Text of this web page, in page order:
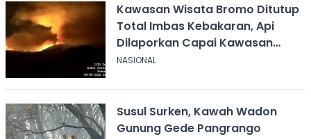
Kawasan Wisata Bromo Ditutup
Total Imbas Kebakaran, Api
Dilaporkan Capai Kawasan
Sabana
NASIONAL
Susul Surken, Kawah Wadon
Gunung Gede Pangrango